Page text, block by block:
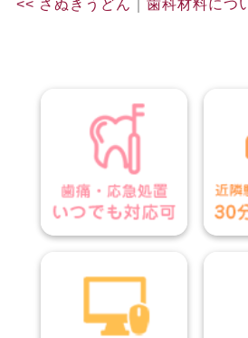
<< さぬきうどん 歯科材料につ